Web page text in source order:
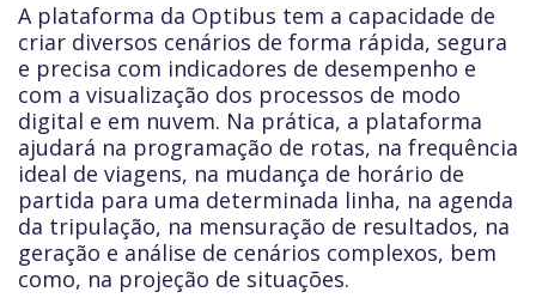
A plataforma da Optibus tem a capacidade de
criar diversos cenários de forma rápida, segura
e precisa com indicadores de desempenho e
com a visualização dos processos de modo
digital e em nuvem. Na prática, a plataforma
ajudará na programação de rotas, na frequência
ideal de viagens, na mudança de horário de
partida para uma determinada linha, na agenda
da tripulação, na mensuração de resultados, na
geração e análise de cenários complexos, bem
como, na projeção de situações.